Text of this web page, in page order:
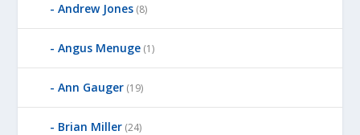
Andrew Jones (8)
Angus Menuge (1)
Ann Gauger (19)
Brian Miller (24)